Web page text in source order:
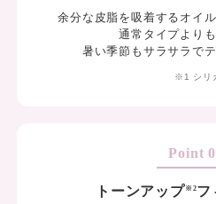
余分な皮脂を吸着する オイ
通常タイプより
暑い季節もサラサラで
※1 シリ
トーンアップ※2フ